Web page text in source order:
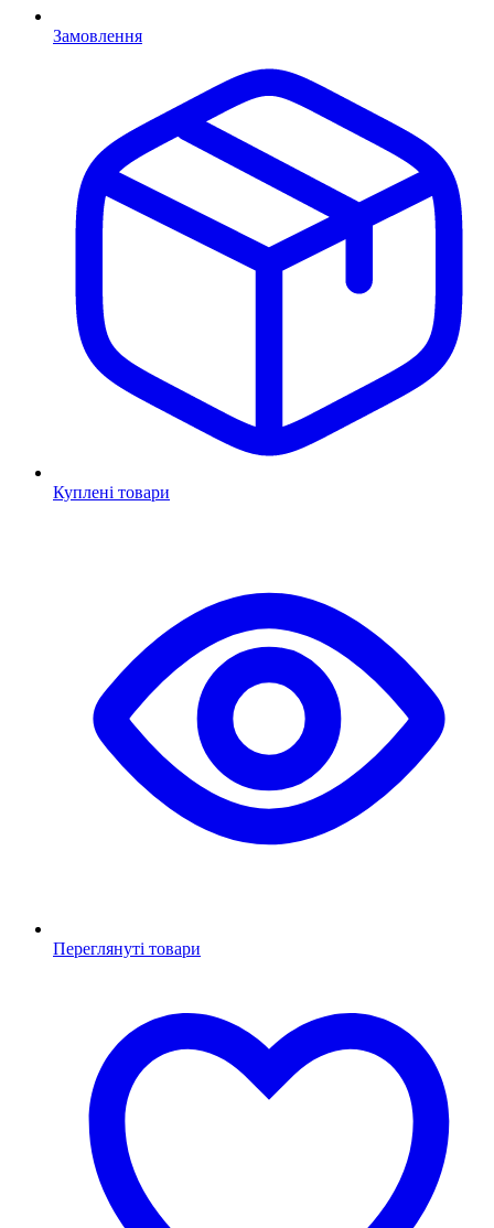
Замовлення
Куплені товари
Переглянуті товари